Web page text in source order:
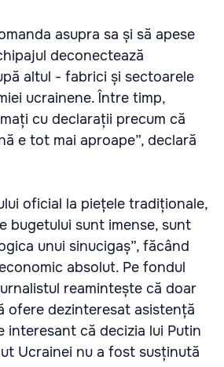
asupra sa și să apese
deconectează
altul - fabrici și sectoarele
ucrainene. Între timp,
cu declarații precum că
e tot mai aproape”, declară
oficial la piețele tradiționale,
bugetului sunt imense, sunt
unui sinucigaș”, făcând
absolut. Pe fondul
reamintește că doar
ofere dezinteresat asistență
interesant că decizia lui Putin
Ucrainei nu a fost susținută